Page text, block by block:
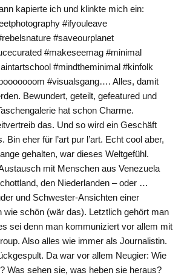
kapierte ich und klinkte mich ein:
#ifyouleave
#saveourplanet
#makeseemag #minimal
#mindtheminimal #kinfolk
#visualsgang…. Alles, damit
Bewundert, geteilt, gefeatured und
hat schon Charme.
das. Und so wird ein Geschäft
Bin eher für l’art pur l’art. Echt cool aber,
gehalten, war dieses Weltgefühl.
mit Menschen aus Venezuela
den Niederlanden – oder …
und Schwester-Ansichten einer
wie schön (wär das). Letztlich gehört man
sei denn man kommuniziert vor allem mit
Also alles wie immer als Journalistin.
Da war vor allem Neugier: Wie
Was sehen sie, was heben sie heraus?